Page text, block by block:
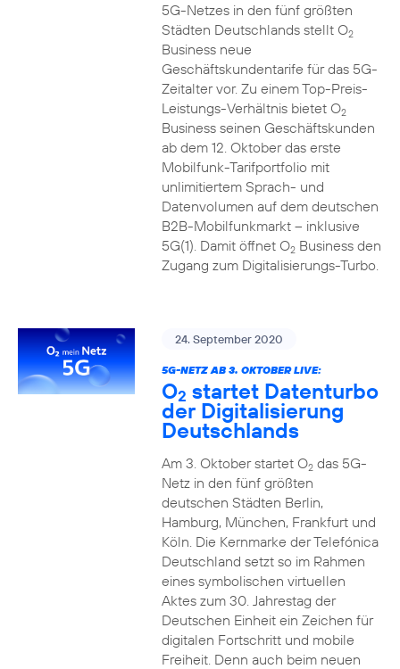
5G-Netzes in den fünf größten
Städten Deutschlands stellt O2
Business neue
Geschäftskundentarife für das 5G-
Zeitalter vor. Zu einem Top-Preis-
Leistungs-Verhältnis bietet O2
Business seinen Geschäftskunden
ab dem 12. Oktober das erste
Mobilfunk-Tarifportfolio mit
unlimitiertem Sprach- und
Datenvolumen auf dem deutschen
B2B-Mobilfunkmarkt – inklusive
5G(1). Damit öffnet O2Business den
Zugang zum Digitalisierungs-Turbo.
24. September 2020
5G-NETZ AB 3. OKTOBER LIVE:
O2 startet Datenturbo
der Digitalisierung
Deutschlands
Am 3. Oktober startet O2das 5G-
Netz in den fünf größten
deutschen Städten Berlin,
Hamburg, München, Frankfurt und
Köln. Die Kernmarke der Telefónica
Deutschland setzt so im Rahmen
eines symbolischen virtuellen
Aktes zum 30. Jahrestag der
Deutschen Einheit ein Zeichen für
digitalen Fortschritt und mobile
Freiheit. Denn auch beim neuen